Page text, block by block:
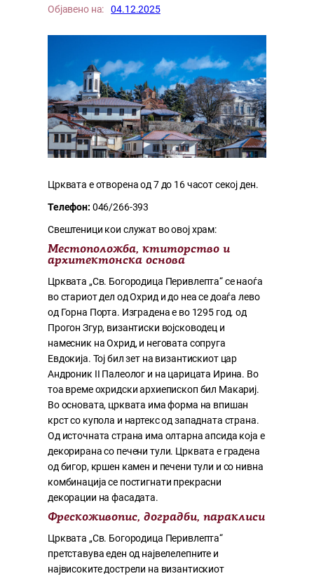
Објавено на: 04.12.2025
Црквата е отворена од 7 до 16 часот секој ден.
Телефон: 046/266-393
Свештеници кои служат во овој храм:
Местоположба, ктиторство и
архитектонска основа
Црквата „Св. Богородица Перивлепта“ се наоѓа
во стариот дел од Охрид и до неа се доаѓа лево
од Горна Порта. Изградена е во 1295 год. од
Прогон Згур, византиски војсководец и
намесник на Охрид, и неговата сопруга
Евдокија. Тој бил зет на византискиот цар
Андроник II Палеолог и на царицата Ирина. Во
тоа време охридски архиепископ бил Макариј.
Во основата, црквата има форма на впишан
крст со купола и нартекс од западната страна.
Од источната страна има олтарна апсида која е
декорирана со печени тули. Црквата е градена
од бигор, кршен камен и печени тули и со нивна
комбинација се постигнати прекрасни
декорации на фасадата.
Фрескоживопис, доградби, параклиси
Црквата „Св. Богородица Перивлепта“
претставува еден од највелелепните и
највисоките дострели на византискиот